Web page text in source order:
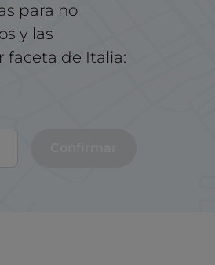
para no
y las
faceta de Italia: